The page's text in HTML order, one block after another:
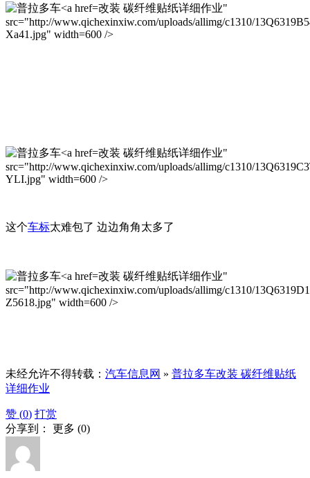
改装 碳纤维贴纸详细作业"
src="http://www.qichexinxiw.com/uploads/allimg/c1310/
Xa41.jpg" width=600 />
改装 碳纤维贴纸详细作业"
src="http://www.qichexinxiw.com/uploads/allimg/c1310/
YLI.jpg" width=600 />
这个车标太难包了 边边角角太多了
改装 碳纤维贴纸详细作业"
src="http://www.qichexinxiw.com/uploads/allimg/c1310/
Z5618.jpg" width=600 />
未经允许不得转载： 汽车信息网 » 普拉多车改装 碳纤维贴纸
详细作业
赞 (0) 打赏
分享到： 更多 (0)